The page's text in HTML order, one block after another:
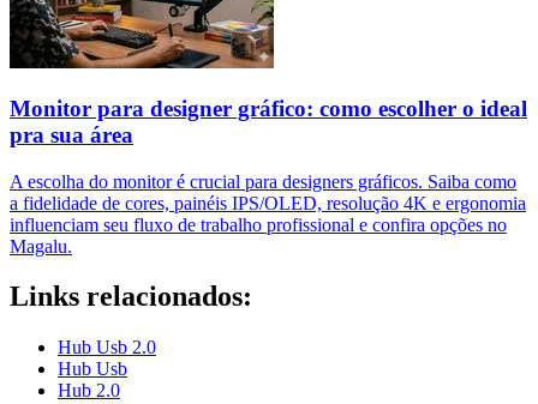
Monitor para designer gráfico: como escolher o ideal
pra sua área
A escolha do monitor é crucial para designers gráficos. Saiba como
a fidelidade de cores, painéis IPS/OLED, resolução 4K e ergonomia
influenciam seu fluxo de trabalho profissional e confira opções no
Magalu.
Links relacionados:
Hub Usb 2.0
Hub Usb
Hub 2.0